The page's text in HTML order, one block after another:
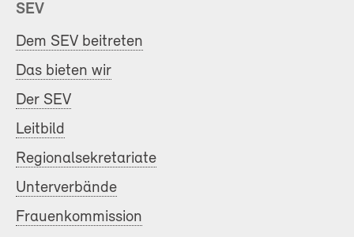
SEV
Dem SEV beitreten
Das bieten wir
Der SEV
Leitbild
Regionalsekretariate
Unterverbände
Frauenkommission